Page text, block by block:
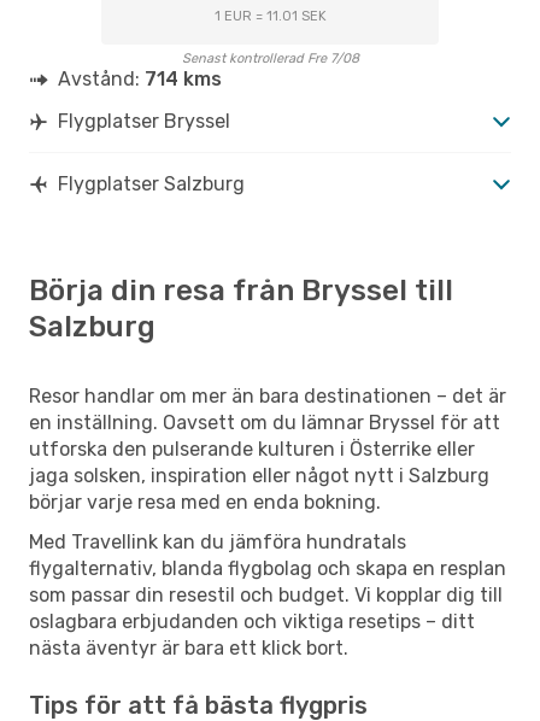
1 EUR = 11.01 SEK
Senast kontrollerad Fre 7/08
Avstånd: 714 kms
Flygplatser Bryssel
Flygplatser Salzburg
Börja din resa från Bryssel till
Salzburg
Resor handlar om mer än bara destinationen – det är
en inställning. Oavsett om du lämnar Bryssel för att
utforska den pulserande kulturen i Österrike eller
jaga solsken, inspiration eller något nytt i Salzburg
börjar varje resa med en enda bokning.
Med Travellink kan du jämföra hundratals
flygalternativ, blanda flygbolag och skapa en resplan
som passar din resestil och budget. Vi kopplar dig till
oslagbara erbjudanden och viktiga resetips – ditt
nästa äventyr är bara ett klick bort.
Tips för att få bästa flygpris